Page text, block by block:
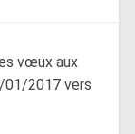
vœux aux
01/2017 vers